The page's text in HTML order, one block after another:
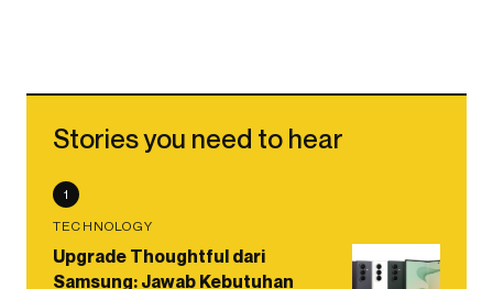
Stories you need to hear
1
TECHNOLOGY
Upgrade Thoughtful dari
Samsung: Jawab Kebutuhan